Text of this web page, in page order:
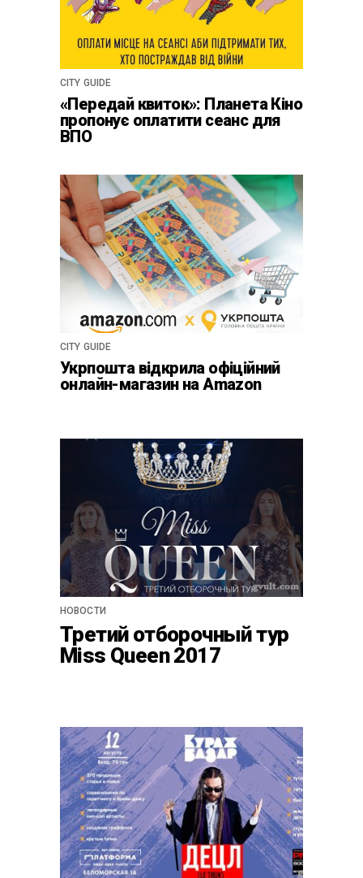
CITY GUIDE
«Передай квиток»: Планета Кіно
пропонує оплатити сеанс для
ВПО
CITY GUIDE
Укрпошта відкрила офіційний
онлайн-магазин на Amazon
НОВОСТИ
Третий отборочный тур
Miss Queen 2017